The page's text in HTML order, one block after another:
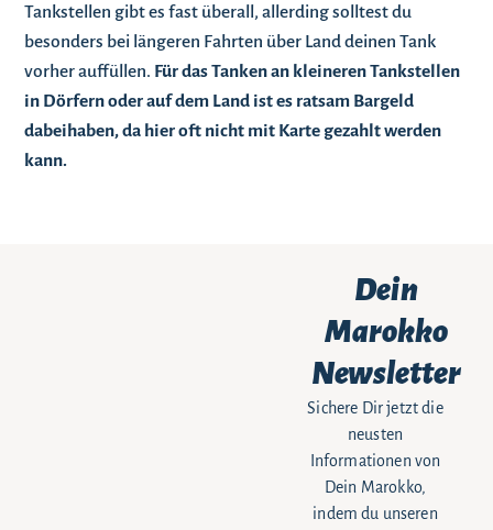
Tankstellen gibt es fast überall, allerding solltest du
besonders bei längeren Fahrten über Land deinen Tank
vorher auffüllen. Für das Tanken an kleineren Tankstellen
in Dörfern oder auf dem Land ist es ratsam Bargeld
dabeihaben, da hier oft nicht mit Karte gezahlt werden
kann.
Dein
Marokko
Newsletter
Sichere Dir jetzt die
neusten
Informationen von
Dein Marokko,
indem du unseren